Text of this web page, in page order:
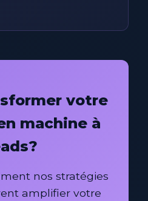
votre
machine à
nos stratégies
amplifier votre